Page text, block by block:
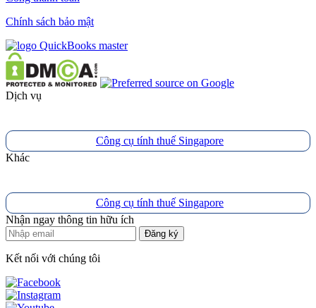
Chính sách bảo mật
Dịch vụ
Công cụ tính thuế Singapore
Khác
Công cụ tính thuế Singapore
Nhận ngay thông tin hữu ích
Đăng ký
Kết nối với chúng tôi